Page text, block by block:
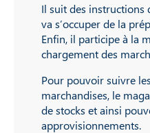
Il suit des instructions
va s’occuper de la
Enfin, il participe à la
chargement des
Pour pouvoir suivre
marchandises, le
de stocks et ainsi
approvisionnements.